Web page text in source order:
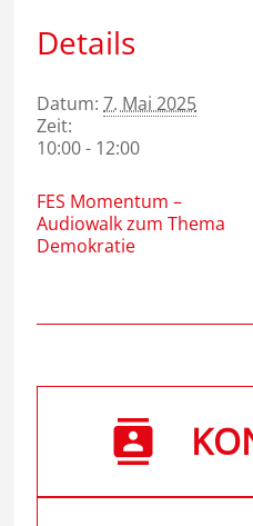
Details
Datum: 7. Mai 2025
Zeit:
10:00 - 12:00
FES Momentum –
Audiowalk zum Thema
Demokratie